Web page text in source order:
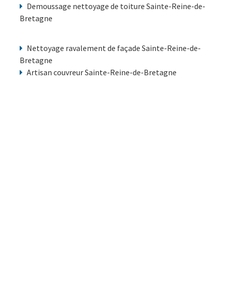
Demoussage nettoyage de toiture Sainte-Reine-de-
Bretagne
Nettoyage ravalement de façade Sainte-Reine-de-
Bretagne
Artisan couvreur Sainte-Reine-de-Bretagne